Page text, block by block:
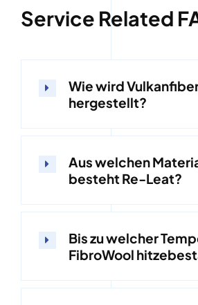
Service Related
Wie wird
hergestellt?
Aus welchen
besteht Re-Leat?
Bis zu welcher
FibroWool